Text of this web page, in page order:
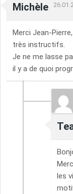
Michèle
Merci Jean-
très instructifs.
Je ne me lasse
il y a de quoi
les